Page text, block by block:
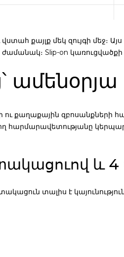
քայլք մեկ զույգի մեջ։
Slip-on կառուցվածքի
քաղաքային զբոսանքների
հարմարավետությանը
և
տալիս է